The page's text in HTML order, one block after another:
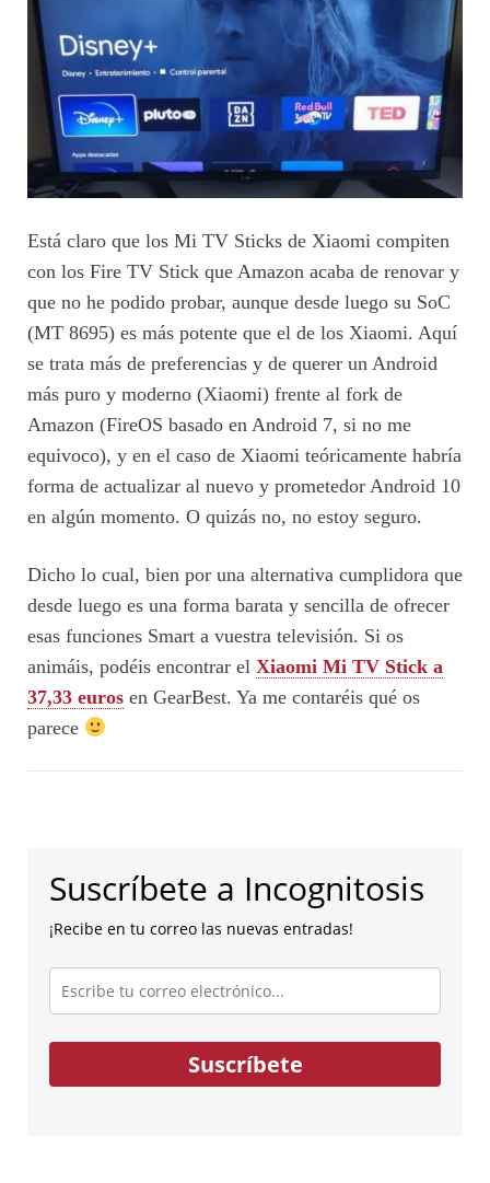
Está claro que los Mi TV Sticks de Xiaomi compiten
con los Fire TV Stick que Amazon acaba de renovar y
que no he podido probar, aunque desde luego su SoC
(MT 8695) es más potente que el de los Xiaomi. Aquí
se trata más de preferencias y de querer un Android
más puro y moderno (Xiaomi) frente al fork de
Amazon (FireOS basado en Android 7, si no me
equivoco), y en el caso de Xiaomi teóricamente habría
forma de actualizar al nuevo y prometedor Android 10
en algún momento. O quizás no, no estoy seguro.
Dicho lo cual, bien por una alternativa cumplidora que
desde luego es una forma barata y sencilla de ofrecer
esas funciones Smart a vuestra televisión. Si os
animáis, podéis encontrar el Xiaomi Mi TV Stick a
37,33 euros en GearBest. Ya me contaréis qué os
parece
Suscríbete a Incognitosis
¡Recibe en tu correo las nuevas entradas!
Escribe
tu
correo
electrónico...
Suscríbete